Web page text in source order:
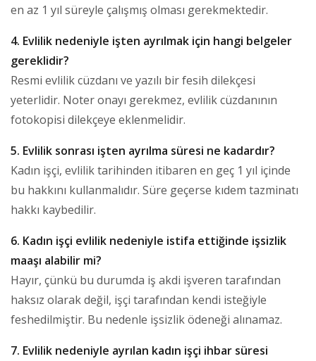
en az 1 yıl süreyle çalışmış olması gerekmektedir.
4. Evlilik nedeniyle işten ayrılmak için hangi belgeler
gereklidir?
Resmi evlilik cüzdanı ve yazılı bir fesih dilekçesi
yeterlidir. Noter onayı gerekmez, evlilik cüzdanının
fotokopisi dilekçeye eklenmelidir.
5. Evlilik sonrası işten ayrılma süresi ne kadardır?
Kadın işçi, evlilik tarihinden itibaren en geç 1 yıl içinde
bu hakkını kullanmalıdır. Süre geçerse kıdem tazminatı
hakkı kaybedilir.
6. Kadın işçi evlilik nedeniyle istifa ettiğinde işsizlik
maaşı alabilir mi?
Hayır, çünkü bu durumda iş akdi işveren tarafından
haksız olarak değil, işçi tarafından kendi isteğiyle
feshedilmiştir. Bu nedenle işsizlik ödeneği alınamaz.
7. Evlilik nedeniyle ayrılan kadın işçi ihbar süresi